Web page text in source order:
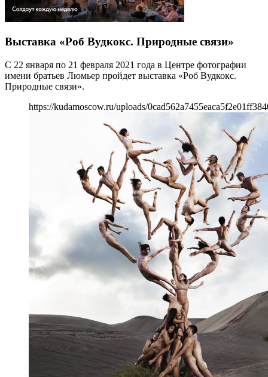
Выставка «Роб Вудкокс. Природные связи»
С 22 января по 21 февраля 2021 года в Центре фотографии
имени братьев Люмьер пройдет выставка «Роб Вудкокс.
Природные связи».
https://kudamoscow.ru/uploads/